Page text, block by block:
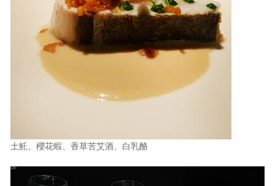
土魠、櫻花蝦、香草苦艾酒、白乳酪